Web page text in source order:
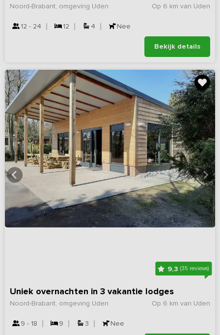
Op 6 km van Uden
Noord-Brabant, omgeving Uden
12 - 24 12 4 Nee
Bekijk details
9,3 (35 reviews)
Uniek overnachten in 3 vakantie lodges
Op 6 km van Uden
Noord-Brabant, omgeving Uden
9 - 18 9 3 Nee